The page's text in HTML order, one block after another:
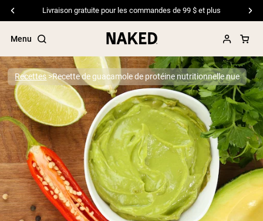
Livraison gratuite pour les commandes de 99 $ et plus
Menu
Termes de recherche populaires
”Protein Powder“
”Overnight Oats“
”Vegan protein“
”Collagen“
”Micellar Casein“
PROTÉINES EN POUDREMeilleure Vente
Recettes Recette de guacamole de protéine nutritionnelle nue